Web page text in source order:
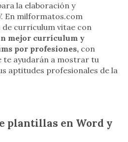
la elaboración y
En milformatos.com
curriculum vitae con
mejor currículum y
por profesiones, con
te ayudarán a mostrar tu
aptitudes profesionales de la
plantillas en Word y